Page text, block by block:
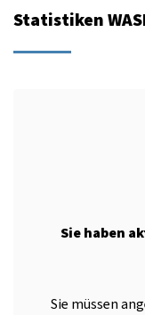
Statistiken
Sie haben
Sie müssen